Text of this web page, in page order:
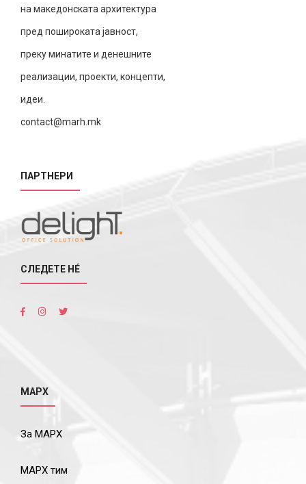
на македонската архитектура
пред пошироката јавност,
преку минатите и денешните
реализации, проекти, концепти,
идеи.
contact@marh.mk
ПАРТНЕРИ
СЛЕДЕТЕ НÉ
МАРХ
За МАРХ
МАРХ тим